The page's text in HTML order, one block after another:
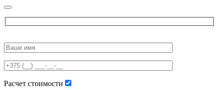
leave
field
Расчет стоимости